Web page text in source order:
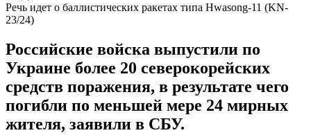
Речь идет о баллистических ракетах типа Hwasong-11 (KN-
23/24)
Российские войска выпустили по
Украине более 20 северокорейских
средств поражения, в результате чего
погибли по меньшей мере 24 мирных
жителя, заявили в СБУ.